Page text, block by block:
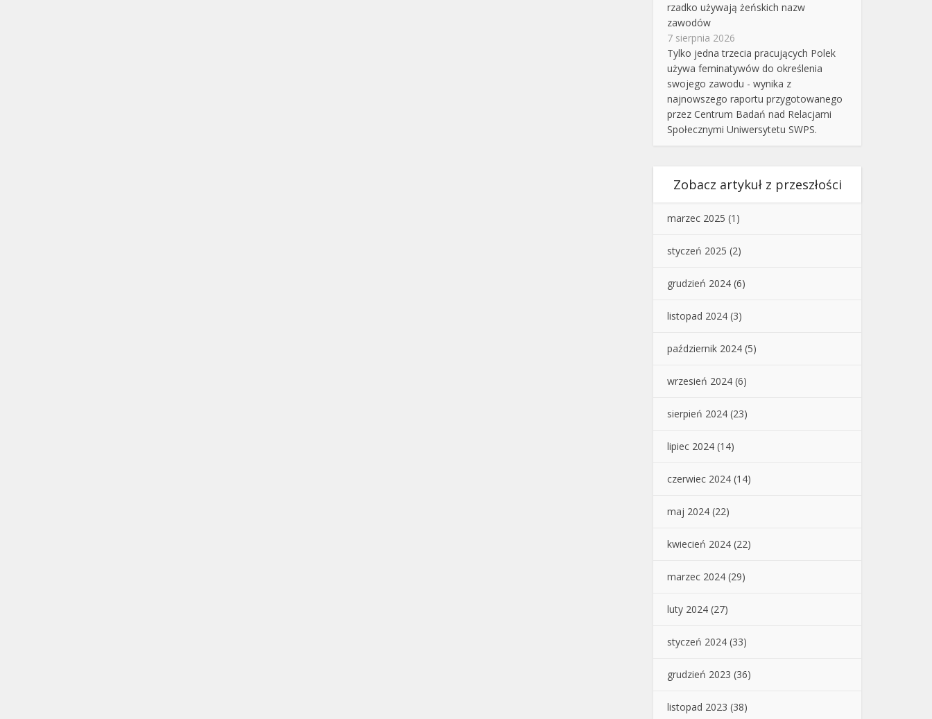
rzadko używają żeńskich nazw
zawodów
7 sierpnia 2026
Tylko jedna trzecia pracujących Polek
używa feminatywów do określenia
swojego zawodu - wynika z
najnowszego raportu przygotowanego
przez Centrum Badań nad Relacjami
Społecznymi Uniwersytetu SWPS.
Zobacz artykuł z przeszłości
marzec 2025 (1)
styczeń 2025 (2)
grudzień 2024 (6)
listopad 2024 (3)
październik 2024 (5)
wrzesień 2024 (6)
sierpień 2024 (23)
lipiec 2024 (14)
czerwiec 2024 (14)
maj 2024 (22)
kwiecień 2024 (22)
marzec 2024 (29)
luty 2024 (27)
styczeń 2024 (33)
grudzień 2023 (36)
listopad 2023 (38)